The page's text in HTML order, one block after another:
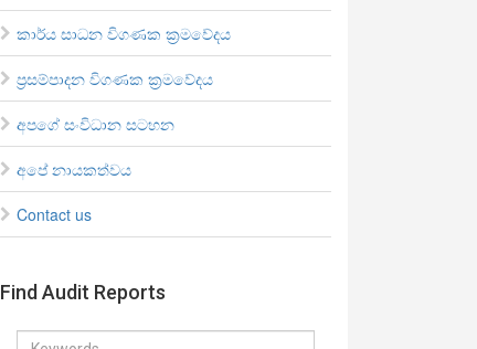
කාර්ය සාධන විගණක ක්‍රමවේදය
ප්‍රසම්පාදන විගණක ක්‍රමවේදය
අපගේ සංවිධාන සටහන
අපේ නායකත්වය
Contact us
Find Audit Reports